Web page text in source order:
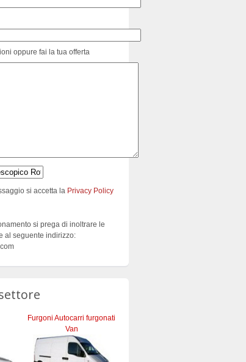
oppure fai la tua offerta
si accetta la Privacy Policy
si prega di inoltrare le
al seguente indirizzo:
Furgoni Autocarri furgonati
Van